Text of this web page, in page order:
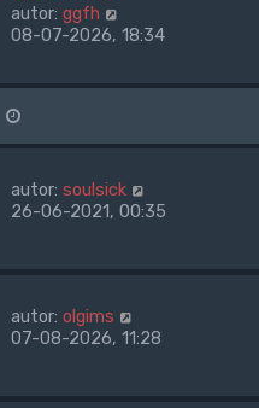
s
t
s
j
autor: ggfh
y
t
n
a
s
z
08-07-2026, 18:34
autor: soulsick
26-06-2021, 00:35
autor: olgims
07-08-2026, 11:28